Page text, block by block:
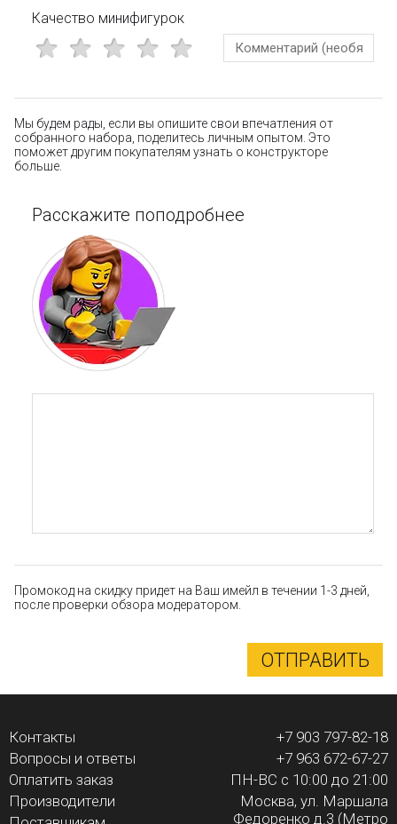
Качество минифигурок
Мы будем рады, если вы опишите свои впечатления от
собранного набора, поделитесь личным опытом. Это
поможет другим покупателям узнать о конструкторе
больше.
Расскажите поподробнее
Промокод на скидку придет на Ваш имейл в течении 1-3 дней,
после проверки обзора модератором.
ОТПРАВИТЬ
Контакты
Вопросы и ответы
Оплатить заказ
Производители
+7 903 797-82-18
+7 963 672-67-27
ПН-ВС с 10:00 до 21:00
Москва, ул. Маршала
Федоренко д.3 (Метро